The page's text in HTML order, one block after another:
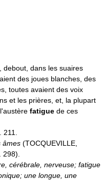
debout, dans les suaires
des joues blanches, des
toutes avaient des voix
et les prières, et, la plupart
fatigue de ces
âmes (TOCQUEVILLE,
cérébrale, nerveuse; fatigue
une longue, une